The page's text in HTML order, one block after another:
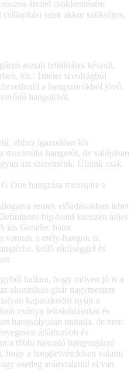
átvitel csökkentésére
szint akkor szükséges,
asztali felállításra készült,
kb.: 1méter távolságból
a hangszórókból jövő,
hangokból.
ehhez igazodóan kis
maximális hangerőt, de valójában
azt szeretnénk. Üljünk csak
One hangzása mennyire a
remek előadásokban lehet
big-band lemezén teljes
kis Genelec bátor
vannak a mély-hangok is.
kellő sűrűséggel és
hallani, hogy milyen jó is a
akusztikus gitár nagymestere
kapaszkodót nyújt a
csúnya felrakódásokat és
hangsúlyosan mutatja, de nem
átláthatóbb és
a többi hasonló hangsugárzó
hogy a hangfelvételeken valami
esetleg aránytalanul el van